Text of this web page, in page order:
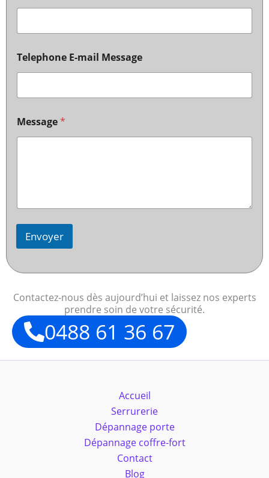
Telephone E-mail Message
Message*
Envoyer
Contactez-nous dès aujourd’hui et laissez nos experts
prendre soin de votre sécurité.
0488 61 36 67
Accueil
Serrurerie
Dépannage porte
Dépannage coffre-fort
Contact
Blog